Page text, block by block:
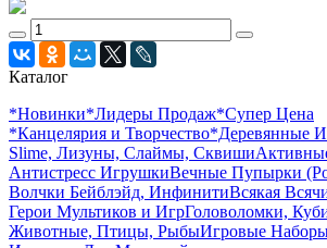
Каталог
*Новинки*Лидеры Продаж*Супер Цена
*Канцелярия и Творчество*Деревянные
Slime, Лизуны, Слаймы, Сквиши
Антистресс ИгрушкиВечные Пупырки
Волчки Бейблэйд, ИнфинитиВсякая
Герои Мультиков и ИгрГоловоломки,
Животные, Птицы, РыбыИгровые